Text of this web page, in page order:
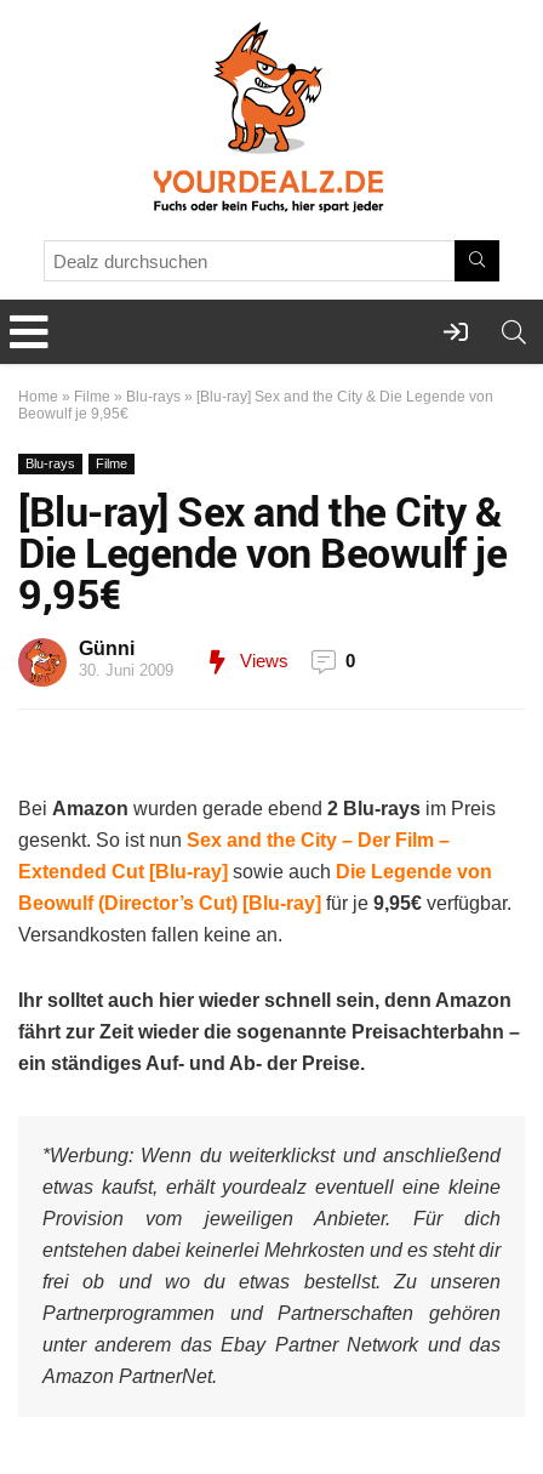
Home » Filme » Blu-rays » [Blu-ray] Sex and the City & Die Legende von
Beowulf je 9,95€
Blu-rays Filme
[Blu-ray] Sex and the City &
Die Legende von Beowulf je
9,95€
Günni
30. Juni 2009 Views 0
Bei Amazon wurden gerade ebend 2 Blu-rays im Preis
gesenkt. So ist nun Sex and the City – Der Film –
Extended Cut [Blu-ray] sowie auch Die Legende von
Beowulf (Director’s Cut) [Blu-ray] für je 9,95€ verfügbar.
Versandkosten fallen keine an.
Ihr solltet auch hier wieder schnell sein, denn Amazon
fährt zur Zeit wieder die sogenannte Preisachterbahn –
ein ständiges Auf- und Ab- der Preise.
*Werbung: Wenn du weiterklickst und anschließend
etwas kaufst, erhält yourdealz eventuell eine kleine
Provision vom jeweiligen Anbieter. Für dich
entstehen dabei keinerlei Mehrkosten und es steht dir
frei ob und wo du etwas bestellst. Zu unseren
Partnerprogrammen und Partnerschaften gehören
unter anderem das Ebay Partner Network und das
Amazon PartnerNet.